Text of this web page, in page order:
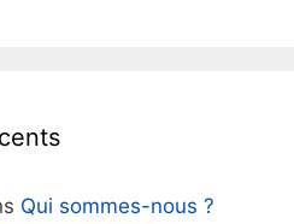
Qui sommes-nous ?